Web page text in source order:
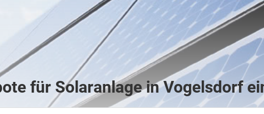
für Solaranlage in Vogelsdorf